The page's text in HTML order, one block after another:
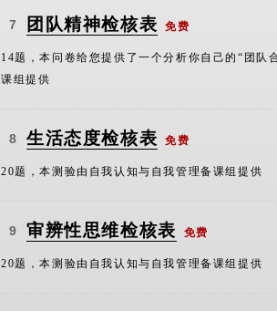
7 团队精神检核表 免费
14题，本问卷给您提供了一个分析你自己的“团
课组提供
8 生活态度检核表 免费
20题，本测验由自我认知与自我管理备课组提供
9 审辨性思维检核表 免费
20题，本测验由自我认知与自我管理备课组提供